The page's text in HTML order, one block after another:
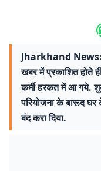
Jharkhand News:
खबर में प्रकाशित होते
कर्मी हरकत में आ गये.
परियोजना के बारूद
बंद करा दिया.